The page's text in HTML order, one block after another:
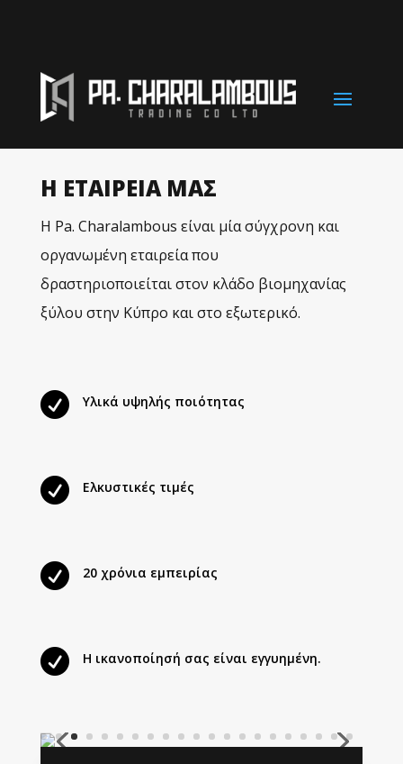
Η ΕΤΑΙΡΕΙΑ ΜΑΣ
Η Pa. Charalambous είναι μία σύγχρονη και
οργανωμένη εταιρεία που
δραστηριοποιείται στον κλάδο βιομηχανίας
ξύλου στην Κύπρο και στο εξωτερικό.
 Υλικά υψηλής ποιότητας
 Ελκυστικές τιμές
 20 χρόνια εμπειρίας
 Η ικανοποίησή σας είναι εγγυημένη.